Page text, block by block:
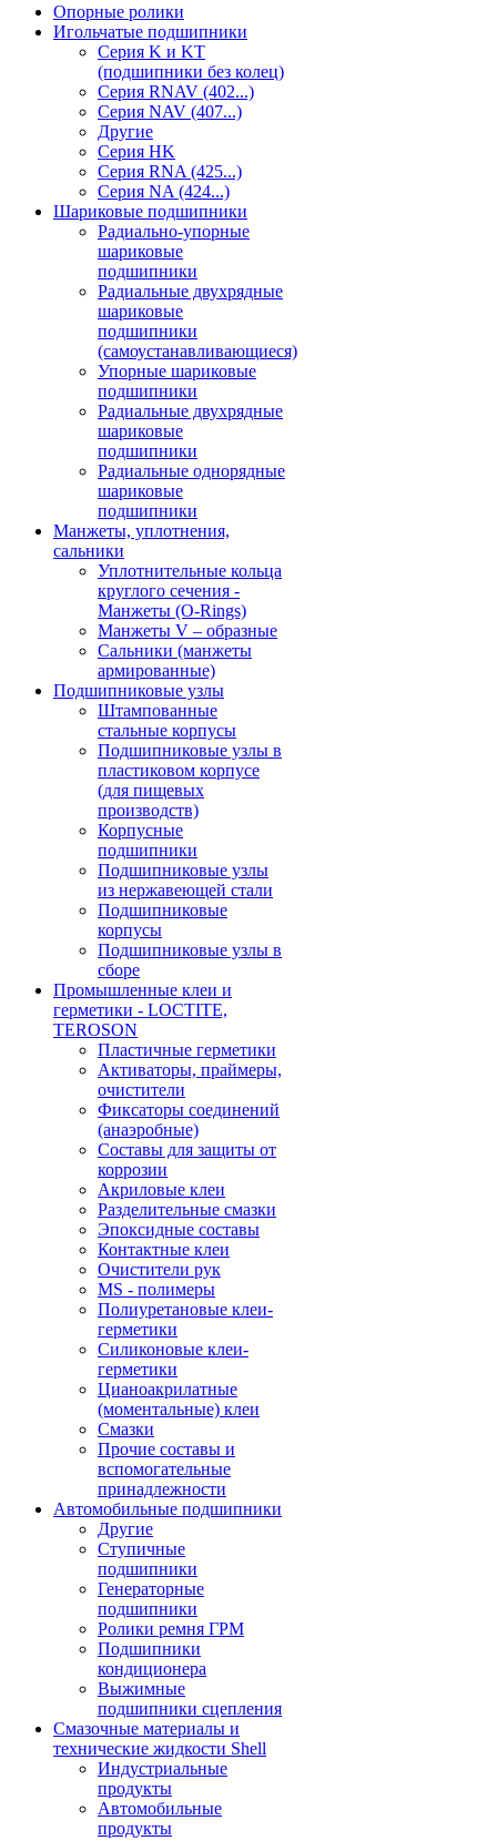
Опорные ролики
Игольчатые подшипники
Серия K и KT
(подшипники без колец)
Серия RNAV (402...)
Серия NAV (407...)
Другие
Серия HK
Серия RNA (425...)
Серия NA (424...)
Шариковые подшипники
Радиально-упорные
шариковые
подшипники
Радиальные двухрядные
шариковые
подшипники
(самоустанавливающиеся)
Упорные шариковые
подшипники
Радиальные двухрядные
шариковые
подшипники
Радиальные однорядные
шариковые
подшипники
Манжеты, уплотнения,
сальники
Уплотнительные кольца
круглого сечения -
Манжеты (O-Rings)
Манжеты V – образные
Сальники (манжеты
армированные)
Подшипниковые узлы
Штампованные
стальные корпусы
Подшипниковые узлы в
пластиковом корпусе
(для пищевых
производств)
Корпусные
подшипники
Подшипниковые узлы
из нержавеющей стали
Подшипниковые
корпусы
Подшипниковые узлы в
сборе
Промышленные клеи и
герметики - LOCTITE,
TEROSON
Пластичные герметики
Активаторы, праймеры,
очистители
Фиксаторы соединений
(анаэробные)
Составы для защиты от
коррозии
Акриловые клеи
Разделительные смазки
Эпоксидные составы
Контактные клеи
Очистители рук
MS - полимеры
Полиуретановые клеи-
герметики
Силиконовые клеи-
герметики
Цианоакрилатные
(моментальные) клеи
Смазки
Прочие составы и
вспомогательные
принадлежности
Автомобильные подшипники
Другие
Ступичные
подшипники
Генераторные
подшипники
Ролики ремня ГРМ
Подшипники
кондиционера
Выжимные
подшипники сцепления
Смазочные материалы и
технические жидкости Shell
Индустриальные
продукты
Автомобильные
продукты